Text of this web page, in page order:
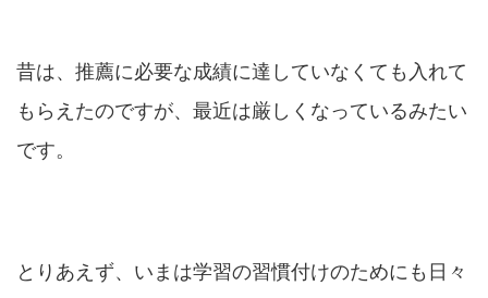
昔は、推薦に必要な成績に達していなくても入れて
もらえたのですが、最近は厳しくなっているみたい
です。
とりあえず、いまは学習の習慣付けのためにも日々